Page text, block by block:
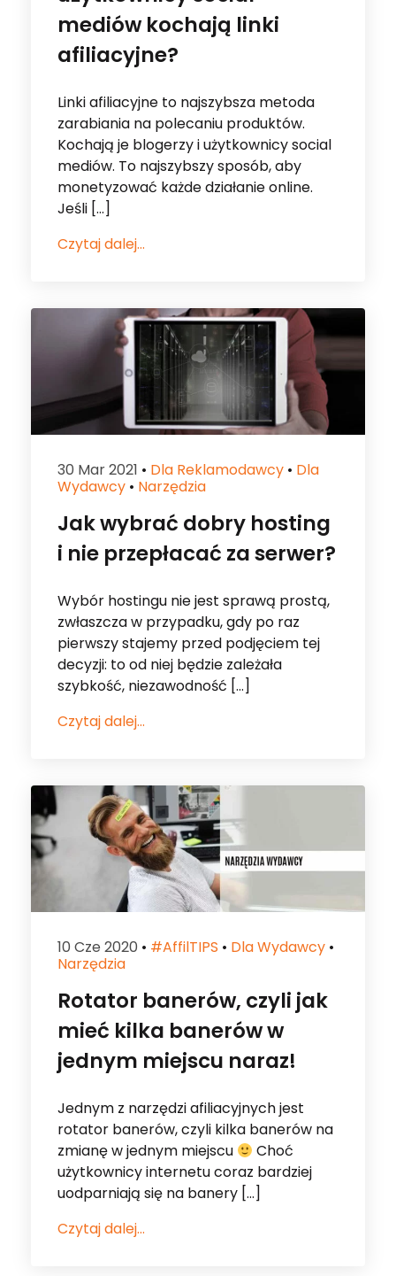
mediów kochają linki
afiliacyjne?
Linki afiliacyjne to najszybsza metoda
zarabiania na polecaniu produktów.
Kochają je blogerzy i użytkownicy social
mediów. To najszybszy sposób, aby
monetyzować każde działanie online.
Jeśli […]
Czytaj dalej...
30 Mar 2021 • Dla Reklamodawcy • Dla
Wydawcy • Narzędzia
Jak wybrać dobry hosting
i nie przepłacać za serwer?
Wybór hostingu nie jest sprawą prostą,
zwłaszcza w przypadku, gdy po raz
pierwszy stajemy przed podjęciem tej
decyzji: to od niej będzie zależała
szybkość, niezawodność […]
Czytaj dalej...
10 Cze 2020 • #affilTIPS • Dla Wydawcy •
Narzędzia
Rotator banerów, czyli jak
mieć kilka banerów w
jednym miejscu naraz!
Jednym z narzędzi afiliacyjnych jest
rotator banerów, czyli kilka banerów na
zmianę w jednym miejscu
Choć
użytkownicy internetu coraz bardziej
uodparniają się na banery […]
Czytaj dalej...